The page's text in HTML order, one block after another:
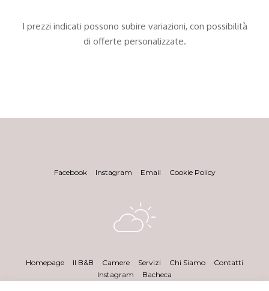
I prezzi indicati possono subire variazioni, con possibilità
di offerte personalizzate.
Facebook Instagram Email Cookie Policy
Homepage Il B&B Camere Servizi Chi Siamo
Contatti
Instagram
Bacheca